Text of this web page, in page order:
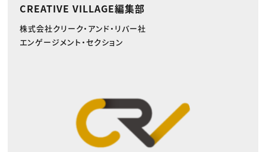
CREATIVE VILLAGE編集部
株式会社クリーク・アンド・リバー社
エンゲージメント・セクション